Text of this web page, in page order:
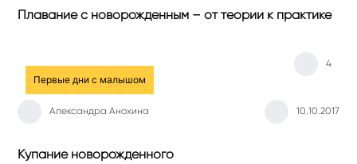
Плавание с новорожденным – от теории к практике
Первые дни с малышом
Александра Анохина 10.10.2017
4
Купание новорожденного